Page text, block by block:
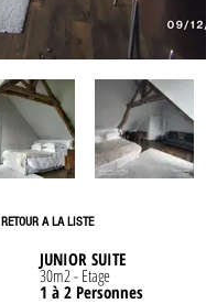
RETOUR A LA LISTE
JUNIOR SUITE
30m2 - Etage
1 à 2 Personnes